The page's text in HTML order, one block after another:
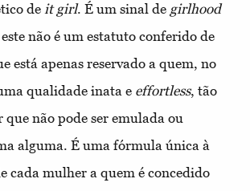
de it girl. É um sinal de girlhood
não é um estatuto conferido de
está apenas reservado a quem, no
qualidade inata e effortless, tão
não pode ser emulada ou
alguma. É uma fórmula única à
cada mulher a quem é concedido